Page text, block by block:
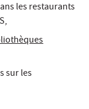
les restaurants
sur les